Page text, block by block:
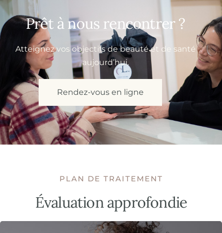
Prêt à nous rencontrer ?
Atteignez vos objectifs de beauté et de santé
aujourd’hui.
Rendez-vous en ligne
PLAN DE TRAITEMENT
Évaluation approfondie